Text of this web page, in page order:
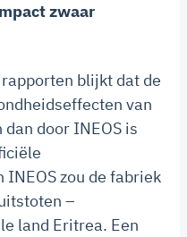
zwaar
blijkt dat de
van
door INEOS is
zou de fabriek
–
land Eritrea. Een